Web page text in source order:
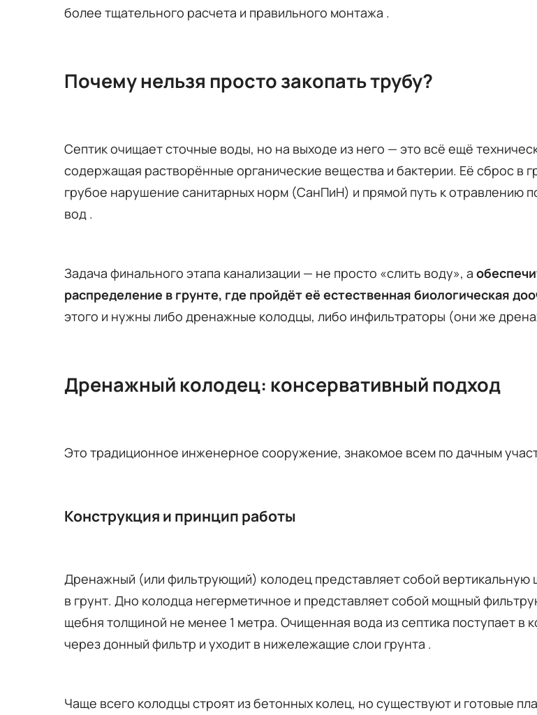
более тщательного расчета и правильного монтажа .
Почему нельзя просто закопать трубу?
Септик очищает сточные воды, но на выходе из него — это всё ещё
содержащая растворённые органические вещества и бактерии. Её сброс в
грубое нарушение санитарных норм (СанПиН) и прямой путь к отравлению
вод .
Задача финального этапа канализации — не просто «слить воду», а
распределение в грунте, где пройдёт её естественная биологическая
этого и нужны либо дренажные колодцы, либо инфильтраторы (они же
Дренажный колодец: консервативный подход
Это традиционное инженерное сооружение, знакомое всем по дачным
Конструкция и принцип работы
Дренажный (или фильтрующий) колодец представляет собой вертикальную
в грунт. Дно колодца негерметичное и представляет собой мощный
щебня толщиной не менее 1 метра. Очищенная вода из септика поступает в
через донный фильтр и уходит в нижележащие слои грунта .
Чаще всего колодцы строят из бетонных колец, но существуют и готовые